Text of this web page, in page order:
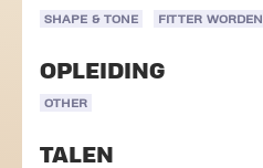
SHAPE & TONE FITTER WORDEN
OPLEIDING
OTHER
TALEN